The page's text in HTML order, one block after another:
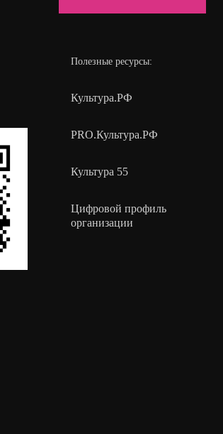
Полезные ресурсы:
Культура.РФ
PRO.Культура.РФ
Культура 55
Цифровой профиль
организации